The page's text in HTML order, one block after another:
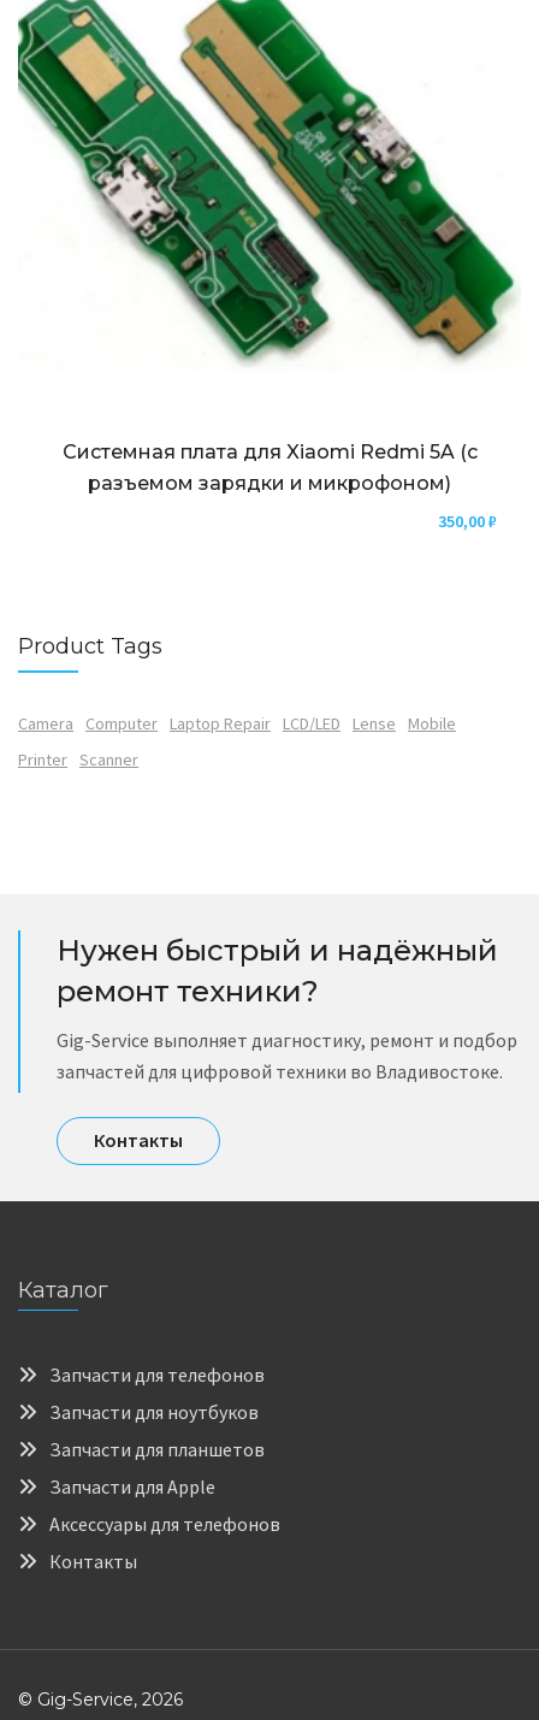
Системная плата для Xiaomi Redmi 5A (с
разъемом зарядки и микрофоном)
350,00₽
Product Tags
Camera Computer Laptop Repair LCD/LED Lense
Mobile
Printer Scanner
Нужен быстрый и надёжный
ремонт техники?
Gig-Service выполняет диагностику, ремонт и подбор
запчастей для цифровой техники во Владивостоке.
Контакты
Каталог
Запчасти для телефонов
Запчасти для ноутбуков
Запчасти для планшетов
Запчасти для Apple
Аксессуары для телефонов
Контакты
© Gig-Service, 2026